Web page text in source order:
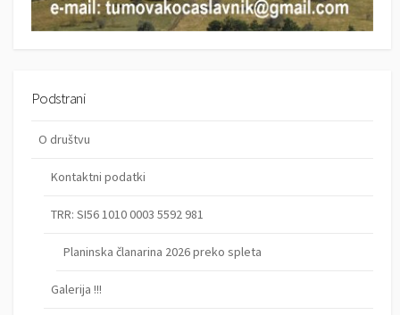
Podstrani
O društvu
Kontaktni podatki
TRR: SI56 1010 0003 5592 981
Planinska članarina 2026 preko spleta
Galerija !!!